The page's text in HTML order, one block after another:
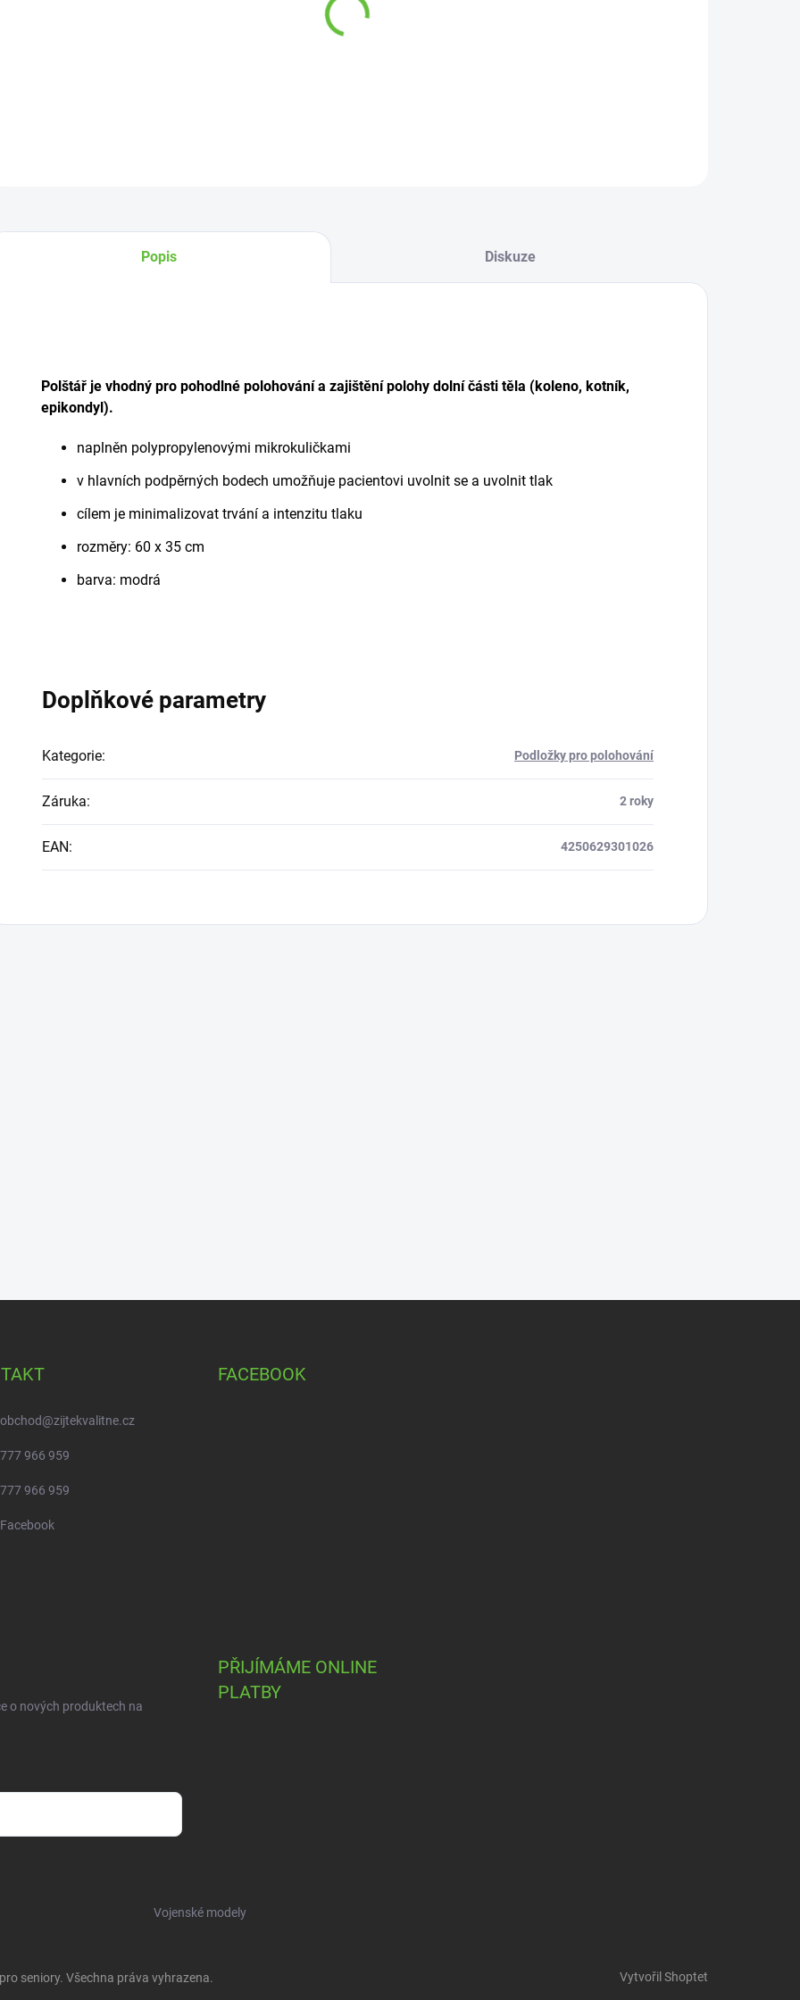
Popis Diskuze
Polštář je vhodný pro pohodlné polohovánía zajištění polohy dolní části těla (koleno, kotník,
epikondyl).
naplněn polypropylenovými mikrokuličkami
v hlavních podpěrných bodech umožňuje pacientovi uvolnit se a uvolnit tlak
cílem je minimalizovat trvání a intenzitu tlaku
rozměry: 60 x 35 cm
barva: modrá
Doplňkové parametry
Kategorie: Podložky pro polohování
Záruka: 2 roky
EAN: 4250629301026
obchod@zijtekvalitne.cz
777 966 959
777 966 959
Facebook
FACEBOOK
o nových produktech na
PŘIJÍMÁME ONLINE
PLATBY
Vojenské modely
Vytvořil Shoptet
seniory. Všechna práva vyhrazena.